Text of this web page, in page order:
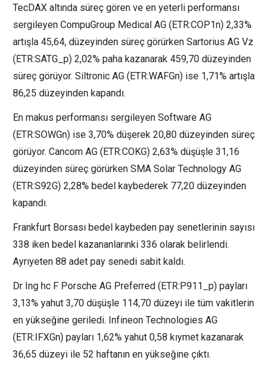
TecDAX altında süreç gören ve en yeterli performansı
sergileyen CompuGroup Medical AG (ETR:COP1n) 2,33%
artışla 45,64, düzeyinden süreç görürken Sartorius AG Vz
(ETR:SATG_p) 2,02% paha kazanarak 459,70 düzeyinden
süreç görüyor. Siltronic AG (ETR:WAFGn) ise 1,71% artışla
86,25 düzeyinden kapandı.
En makus performansı sergileyen Software AG
(ETR:SOWGn) ise 3,70% düşerek 20,80 düzeyinden süreç
görüyor. Cancom AG (ETR:COKG) 2,63% düşüşle 31,16
düzeyinden süreç görürken SMA Solar Technology AG
(ETR:S92G) 2,28% bedel kaybederek 77,20 düzeyinden
kapandı.
Frankfurt Borsası bedel kaybeden pay senetlerinin sayısı
338 iken bedel kazananlarınki 336 olarak belirlendi.
Ayrıyeten 88 adet pay senedi sabit kaldı.
Dr Ing hc F Porsche AG Preferred (ETR:P911_p) payları
3,13% yahut 3,70 düşüşle 114,70 düzeyi ile tüm vakitlerin
en yükseğine geriledi. Infineon Technologies AG
(ETR:IFXGn) payları 1,62% yahut 0,58 kıymet kazanarak
36,65 düzeyi ile 52 haftanın en yükseğine çıktı.